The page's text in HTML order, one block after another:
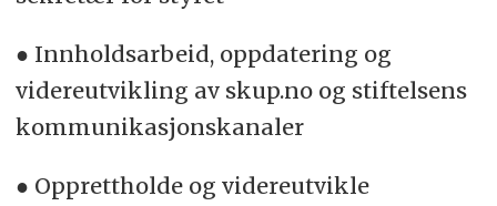
● Innholdsarbeid, oppdatering og
videreutvikling av skup.no og stiftelsens
kommunikasjonskanaler
● Opprettholde og videreutvikle